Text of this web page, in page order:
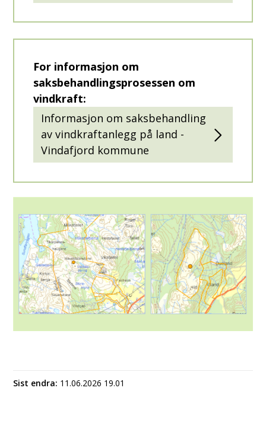
For informasjon om
saksbehandlingsprosessen om
vindkraft:
Informasjon om saksbehandling
av vindkraftanlegg på land -
Vindafjord kommune
Sist endra 11.06.2026 19.01